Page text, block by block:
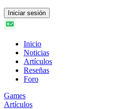
Iniciar sesión
Inicio
Noticias
Artículos
Reseñas
Foro
Games
Artículos